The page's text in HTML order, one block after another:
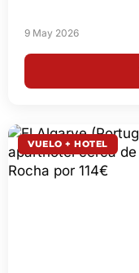
9 May 2026
VUELO + HOTEL